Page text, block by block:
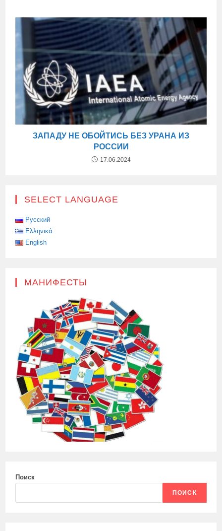
ЗАПАДУ НЕ ОБОЙТИСЬ БЕЗ УРАНА ИЗ
РОССИИ
17.06.2024
SELECT LANGUAGE
Русский
Ελληνικά
English
МАНИФЕСТЫ
Поиск
ПОИСК